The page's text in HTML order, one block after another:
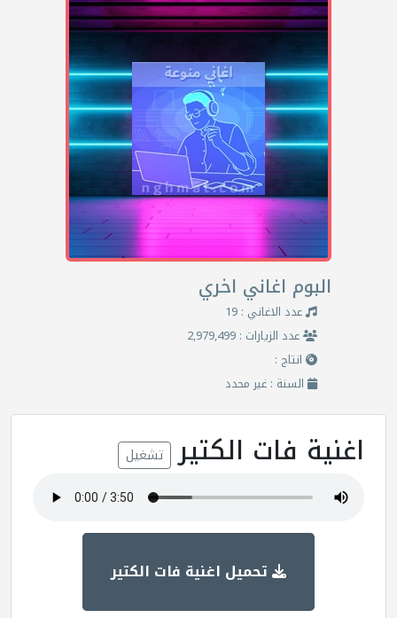
البوم اغاني اخري
عدد الاغاني : 19
عدد الزيارات : 2,979,499
انتاج :
السنة : غير محدد
اغنية فات الكتير تشغيل
تحميل اغنية فات الكتير